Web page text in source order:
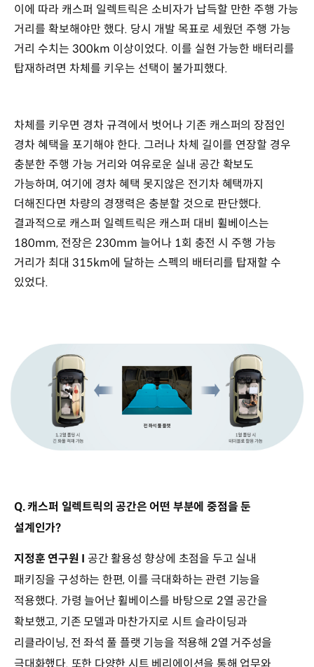
이에 따라 캐스퍼 일렉트릭은 소비자가 납득할 만한 주행 가능
거리를 확보해야만 했다. 당시 개발 목표로 세웠던 주행 가능
거리 수치는 300km 이상이었다. 이를 실현 가능한 배터리를
탑재하려면 차체를 키우는 선택이 불가피했다.
차체를 키우면 경차 규격에서 벗어나 기존 캐스퍼의 장점인
경차 혜택을 포기해야 한다. 그러나 차체 길이를 연장할 경우
충분한 주행 가능 거리와 여유로운 실내 공간 확보도
가능하며, 여기에 경차 혜택 못지않은 전기차 혜택까지
더해진다면 차량의 경쟁력은 충분할 것으로 판단했다.
결과적으로 캐스퍼 일렉트릭은 캐스퍼 대비 휠베이스는
180mm, 전장은 230mm 늘어나 1회 충전 시 주행 가능
거리가 최대 315km에 달하는 스펙의 배터리를 탑재할 수
있었다.
Q. 캐스퍼 일렉트릭의 공간은 어떤 부분에 중점을 둔
설계인가?
지정훈 연구원 I 공간 활용성 향상에 초점을 두고 실내
패키징을 구성하는 한편, 이를 극대화하는 관련 기능을
적용했다. 가령 늘어난 휠베이스를 바탕으로 2열 공간을
확보했고, 기존 모델과 마찬가지로 시트 슬라이딩과
리클라이닝, 전 좌석 풀 플랫 기능을 적용해 2열 거주성을
극대화했다. 또한 다양한 시트 베리에이션을 통해 업무와